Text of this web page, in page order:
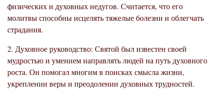
физических и духовных недугов. Считается, что его
молитвы способны исцелять тяжелые болезни и облегчать
страдания.
2. Духовное руководство: Святой был известен своей
мудростью и умением направлять людей на путь духовного
роста. Он помогал многим в поисках смысла жизни,
укреплении веры и преодолении духовных трудностей.